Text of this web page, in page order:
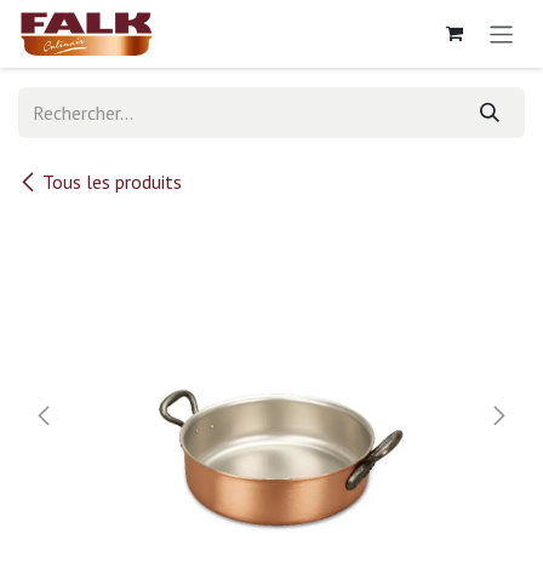
Se rendre au contenu
Tous les produits